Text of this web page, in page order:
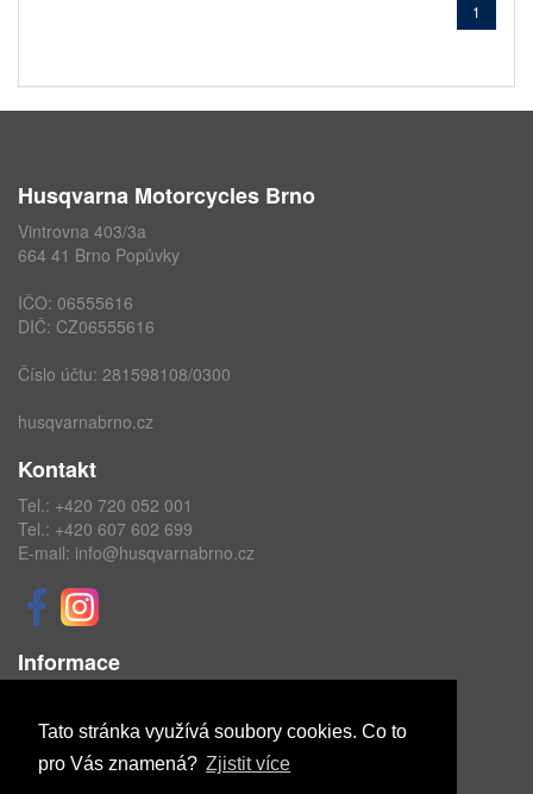
Tato stránka využívá soubory cookies. Co to
pro Vás znamená? Zjistit více
1
Husqvarna Motorcycles Brno
Vintrovna 403/3a
664 41 Brno Popůvky
IČO: 06555616
DIČ: CZ06555616
Číslo účtu: 281598108/0300
husqvarnabrno.cz
Kontakt
Tel.: +420 720 052 001
Tel.: +420 607 602 699
E-mail: info@husqvarnabrno.cz
Informace
Ochrana osobních údajů
Copyright © ABRA Software a.s. 2020